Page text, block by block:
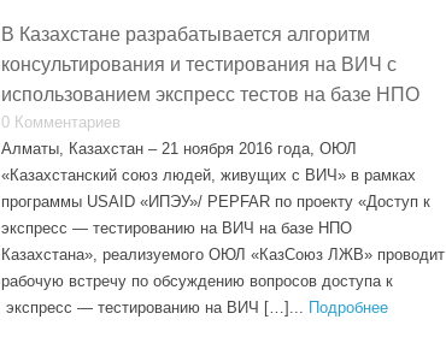
В Казахстане разрабатывается алгоритм
консультирования и тестирования на ВИЧ с
использованием экспресс тестов на базе НПО
0 Комментариев
Алматы, Казахстан – 21 ноября 2016 года, ОЮЛ
«Казахстанский союз людей, живущих с ВИЧ» в рамках
программы USAID «ИПЭУ»/ PEPFAR по проекту «Доступ к
экспресс — тестированию на ВИЧ на базе НПО
Казахстана», реализуемого ОЮЛ «КазСоюз ЛЖВ» проводит
рабочую встречу по обсуждению вопросов доступа к
экспресс — тестированию на ВИЧ […]... Подробнее